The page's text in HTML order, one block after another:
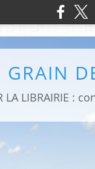
LIBRAIRIE :